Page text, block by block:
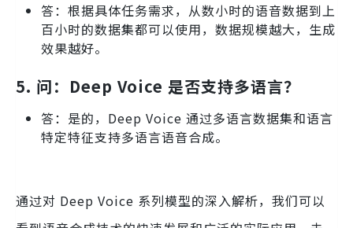
答：根据具体任务需求，从数小时的语音数据到上
百小时的数据集都可以使用，数据规模越大，生成
效果越好。
5. 问：Deep Voice 是否支持多语言？
答：是的，Deep Voice 通过多语言数据集和语言
特定特征支持多语言语音合成。
通过对 Deep Voice 系列模型的深入解析，我们可以